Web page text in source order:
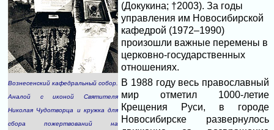
Вознесенский кафедральный собор.
Аналой с иконой Святителя
Николая Чудотворца и кружка для
сбора пожертвований на
(Докукина; †2003). За годы
управления им Новосибирской
кафедрой (1972–1990)
произошли важные перемены в
церковно-государственных
отношениях.
В 1988 году весь православный
мир отметил 1000-летие
Крещения Руси, в городе
Новосибирске развернулось